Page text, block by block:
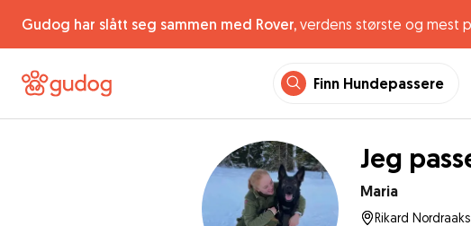
Gudog har slått seg sammen med Rover, verdens største og mest
Finn Hundepassere
Jeg
Maria
Rikard